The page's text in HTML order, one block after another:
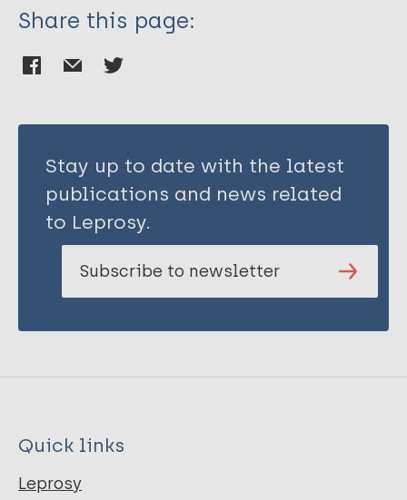
Share this page:
Stay up to date with the latest
publications and news related
to Leprosy.
Subscribe to newsletter
Quick links
Leprosy